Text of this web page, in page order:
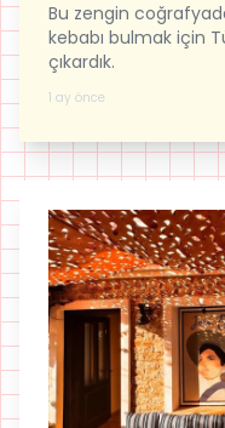
Bu zengin
kebabı bulmak için
çıkardık.
1 ay önce